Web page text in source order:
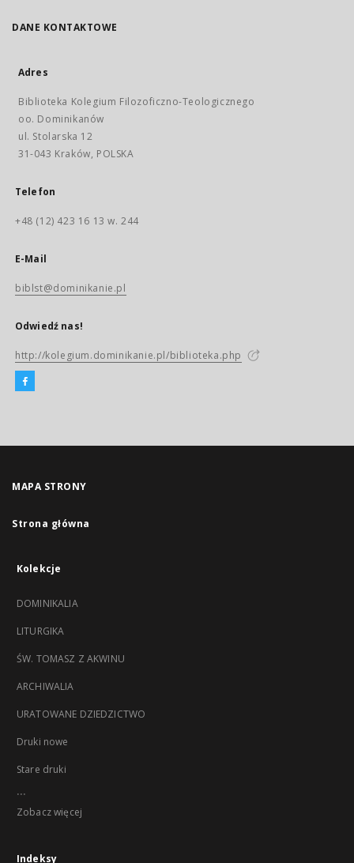
DANE KONTAKTOWE
Adres
Biblioteka Kolegium Filozoficzno-Teologicznego
oo. Dominikanów
ul. Stolarska 12
31-043 Kraków, POLSKA
Telefon
+48 (12) 423 16 13 w. 244
E-Mail
biblst@dominikanie.pl
Odwiedź nas!
http://kolegium.dominikanie.pl/biblioteka.php
MAPA STRONY
Strona główna
Kolekcje
DOMINIKALIA
LITURGIKA
ŚW. TOMASZ Z AKWINU
ARCHIWALIA
URATOWANE DZIEDZICTWO
Druki nowe
Stare druki
...
Zobacz więcej
Indeksy